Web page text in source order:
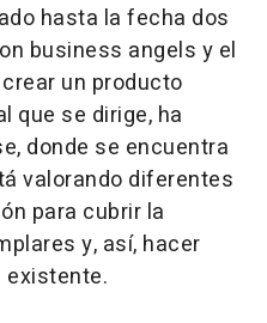
hasta la fecha dos
business angels y el
un producto
que se dirige, ha
donde se encuentra
valorando diferentes
para cubrir la
y, así, hacer
existente.